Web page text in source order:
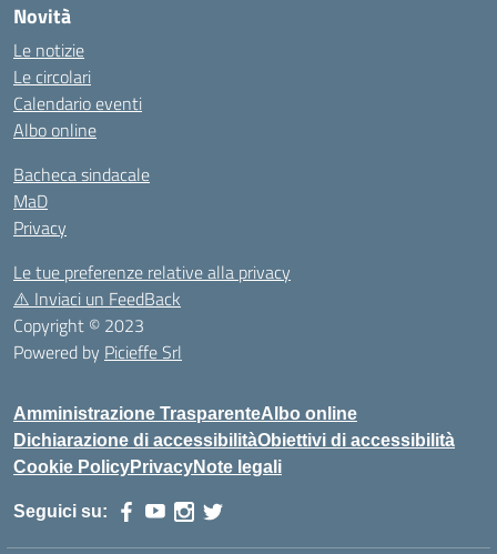
Novità
Le notizie
Le circolari
Calendario eventi
Albo online
Bacheca sindacale
MaD
Privacy
Le tue preferenze relative alla privacy
⚠️ Inviaci un FeedBack
Copyright © 2023
Powered by Picieffe Srl
Amministrazione TrasparenteAlbo online
Dichiarazione di accessibilitàObiettivi di accessibilità
Cookie PolicyPrivacyNote legali
Seguici su: